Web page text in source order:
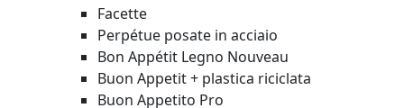
Facette
Perpétue posate in acciaio
Bon Appétit Legno Nouveau
Buon Appetit + plastica riciclata
Buon Appetito Pro